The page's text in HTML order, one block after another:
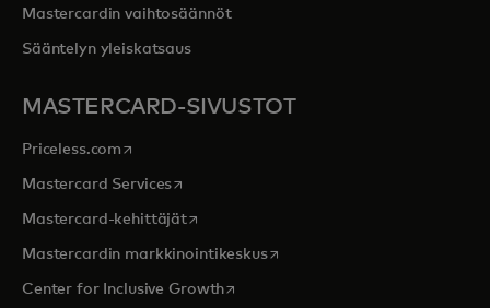
Mastercardin vaihtosäännöt
Sääntelyn yleiskatsaus
MASTERCARD-SIVUSTOT
Priceless.com opens in a new tab
Mastercard Servicesopens in a new tab
Mastercard-kehittäjätopens in a new tab
Mastercardin markkinointikeskusopens in a new tab
Center for Inclusive Growthopens in a new tab